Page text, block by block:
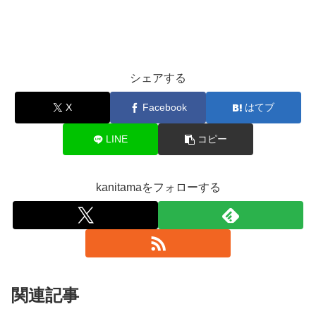
シェアする
X Facebook はてブ
LINE コピー
kanitamaをフォローする
関連記事